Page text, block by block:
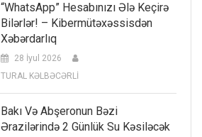
“WhatsApp” Hesabınızı Ələ Keçirə
Bilərlər! – Kibermütəxəssisdən
Xəbərdarlıq
28 İyul 2026
TURAL KƏLBƏCƏRLİ
Bakı Və Abşeronun Bəzi
Ərazilərində 2 Günlük Su Kəsiləcək